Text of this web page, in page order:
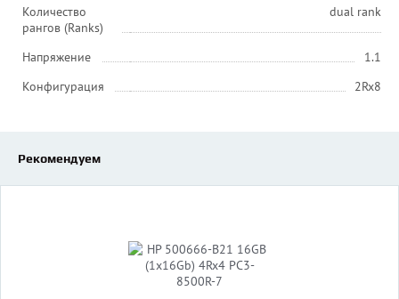
Количество
рангов (Ranks)
dual rank
Напряжение
1.1
Конфигурация
2Rx8
Рекомендуем